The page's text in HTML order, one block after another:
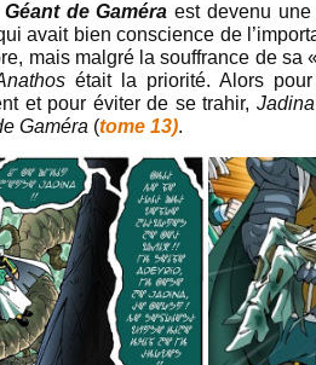
de Gaméraest devenu
avait bien conscience de
mais malgré la souffrance de sa
était la priorité. Alors
et pour éviter de se trahir, Jadina
Gaméra (tome 13).